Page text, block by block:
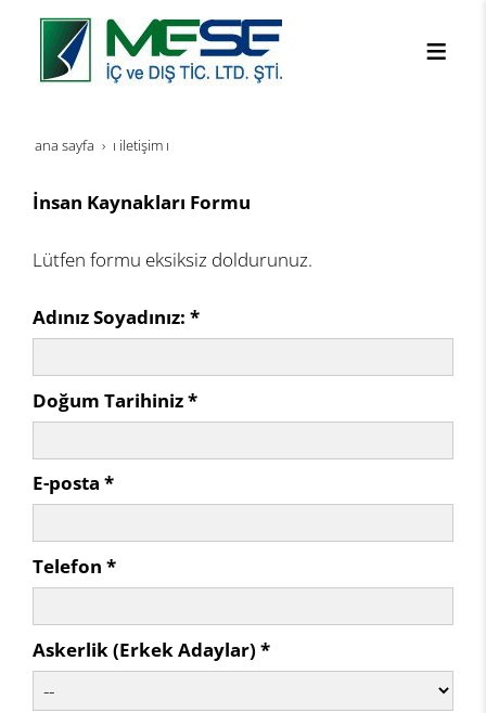
ana sayfa i i̇letişim i
İnsan Kaynakları Formu
Lütfen formu eksiksiz doldurunuz.
Adınız Soyadınız: *
Doğum Tarihiniz *
E-posta *
Telefon *
Askerlik (Erkek Adaylar) *